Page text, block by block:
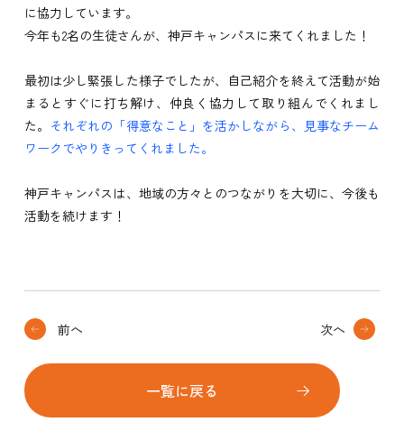
に協力しています。
今年も2名の生徒さんが、神戸キャンパスに来てくれました！
最初は少し緊張した様子でしたが、自己紹介を終えて活動が始
まるとすぐに打ち解け、仲良く協力して取り組んでくれまし
た。 それぞれの「得意なこと」を活かしながら、見事なチーム
ワークでやりきってくれました。
神戸キャンパスは、地域の方々とのつながりを大切に、今後も
活動を続けます！
前へ
一覧に戻る
次へ